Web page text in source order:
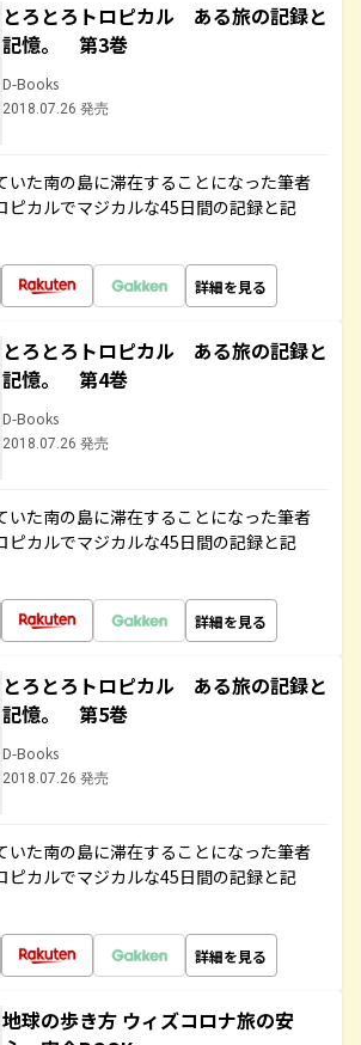
とろとろトロピカル ある旅の記録と
記憶。 第3巻
D-Books
2018.07.26 発売
いた南の島に滞在することになった筆者
ピカルでマジカルな45日間の記録と記
詳細を見る
とろとろトロピカル ある旅の記録と
記憶。 第4巻
D-Books
2018.07.26 発売
いた南の島に滞在することになった筆者
ピカルでマジカルな45日間の記録と記
詳細を見る
とろとろトロピカル ある旅の記録と
記憶。 第5巻
D-Books
2018.07.26 発売
いた南の島に滞在することになった筆者
ピカルでマジカルな45日間の記録と記
詳細を見る
地球の歩き方 ウィズコロナ旅の安